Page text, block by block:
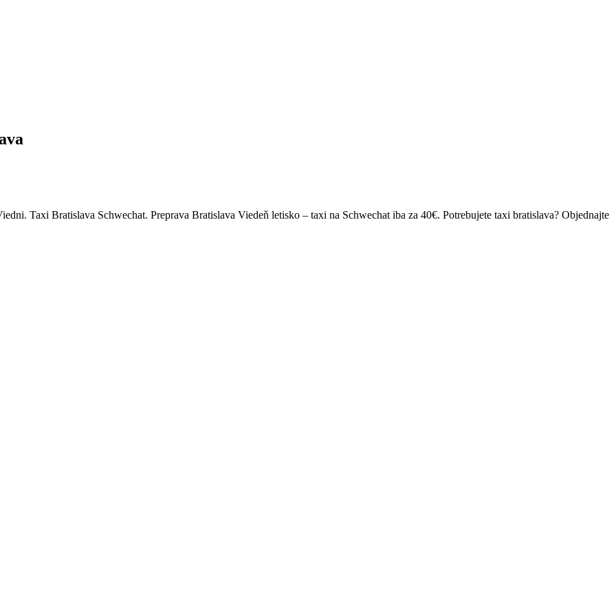
Taxi Bratislava Schwechat. Preprava Bratislava Viedeň letisko – taxi na Schwechat iba za 40€. Potrebujete taxi bratislava? Objednajte